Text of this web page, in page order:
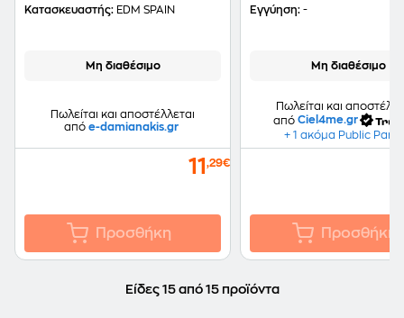
Αα – Ααα – 9v 38706
Κατασκευαστής: EDM SPAIN
Μη διαθέσιμο
Πωλείται και αποστέλλεται
από e-damianakis.gr
11 ,29€
Προσθήκη
2000 mAh
Εγγύηση: -
Μη διαθέσιμο
Πωλείται και
από Ciel4me.gr
+ 1 ακόμα Public
Προσθήκη
Είδες 15 από 15 προϊόντα